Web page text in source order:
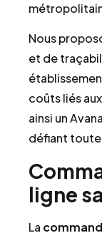
Nous
et de
coûts liés
ainsi un
défiant
ligne
La